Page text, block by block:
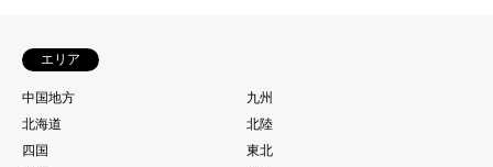
エリア
中国地方
九州
北海道
北陸
四国
東北